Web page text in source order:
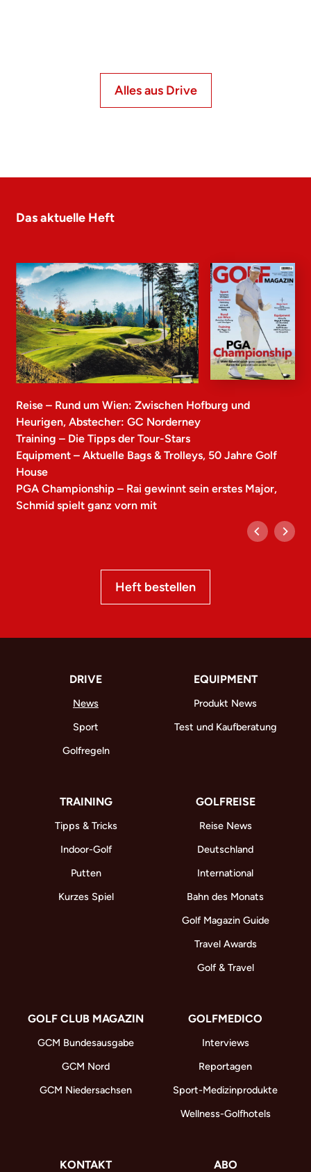
Alles aus Drive
Das aktuelle Heft
Reise – Rund um Wien: Zwischen Hofburg und
Heurigen, Abstecher: GC Norderney
Training – Die Tipps der Tour-Stars
Equipment – Aktuelle Bags & Trolleys, 50 Jahre Golf
House
PGA Championship – Rai gewinnt sein erstes Major,
Schmid spielt ganz vorn mit
Heft bestellen
DRIVE
News
Sport
Golfregeln
EQUIPMENT
Produkt News
Test und Kaufberatung
TRAINING
Tipps & Tricks
Indoor-Golf
Putten
Kurzes Spiel
GOLFREISE
Reise News
Deutschland
International
Bahn des Monats
Golf Magazin Guide
Travel Awards
Golf & Travel
GOLF CLUB MAGAZIN
GCM Bundesausgabe
GCM Nord
GCM Niedersachsen
GOLFMEDICO
Interviews
Reportagen
Sport-Medizinprodukte
Wellness-Golfhotels
KONTAKT ABO